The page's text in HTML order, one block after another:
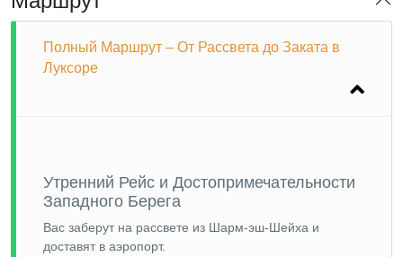
Полный Маршрут – От Рассвета до Заката в
Луксоре
Утренний Рейс и Достопримечательности
Западного Берега
Вас заберут на рассвете из Шарм-эш-Шейха и
доставят в аэропорт.